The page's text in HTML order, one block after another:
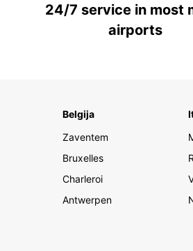
24/7 service in most
airports
Belgija
Zaventem
Bruxelles
Charleroi
Antwerpen